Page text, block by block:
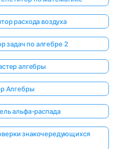
расхода воздуха
задач по алгебре 2
алгебры
Алгебры
альфа-распада
знакочередующихся